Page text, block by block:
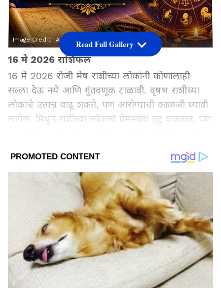
Image Credit :Asianet News
16 मे 2026 राशिफल
16 मे 2026 रोजी मेष राशीच्या लोकांनी कोणालाही
सल्ला देऊ नये आणि गुंतवणूक टाळावी. वृषभ राशीच्या
लोकांचे उत्पन्न वाढू शकते, पण आरोग्याची काळजी घ्यावी
लागेल. मिथुन राशीच्या लोकांचे प्रेमसंबंध तुटू शकतात, पण
पुढे जाणून घ्या, कोणत्या राशीसाठी कसा असेल दिवस?
Add Asianetnews Marathi as a Preferred
Source
Read Full Gallery